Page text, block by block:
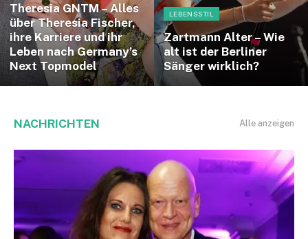
Theresia GNTM – Alles
über Theresia Fischer,
ihre Karriere und ihr
Leben nach Germany’s
Next Topmodel
LEBENSSTIL
Zartmann Alter – Wie
alt ist der Berliner
Sänger wirklich?
NACHRICHTEN Alle anzeigen